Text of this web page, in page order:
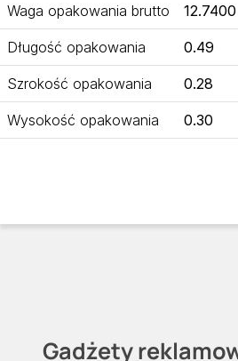
Waga opakowania brutto 12.7400
Długość opakowania 0.49
Szrokość opakowania 0.28
Wysokość opakowania 0.30
Gadżety